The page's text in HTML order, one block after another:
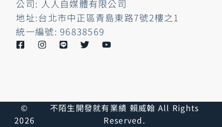
公司: 人人自媒體有限公司
地址:台北市中正區青島東路7號2樓之1
統一編號: 96838569
©
2026
不陌生開發就有業績 賴威翰 All Rights
Reserved.